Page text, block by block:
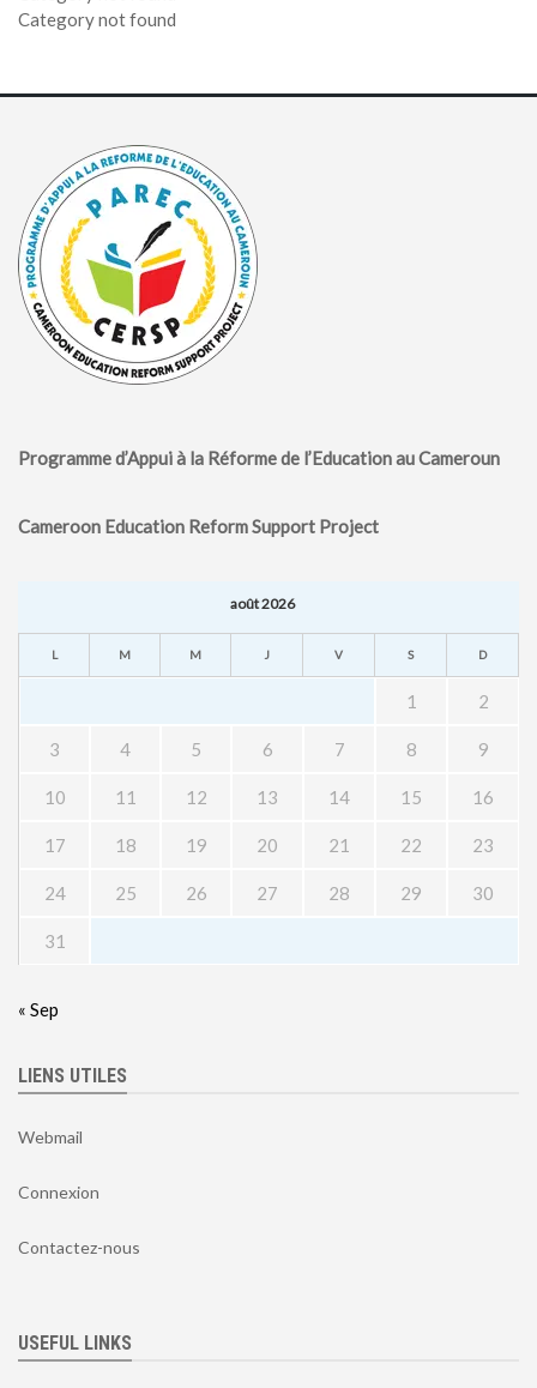
Category not found
Programme d’Appui à la Réforme de l’Education au Cameroun
Cameroon Education Reform Support Project
août 2026
L M M J V S D
1 2
3 4 5 6 7 8 9
10 11 12 13 14 15 16
17 18 19 20 21 22 23
24 25 26 27 28 29 30
31
« Sep
LIENS UTILES
Webmail
Connexion
Contactez-nous
USEFUL LINKS